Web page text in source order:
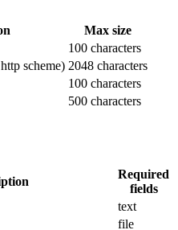
Max size
100 characters
scheme) 2048 characters
100 characters
500 characters
Required
fields
text
file